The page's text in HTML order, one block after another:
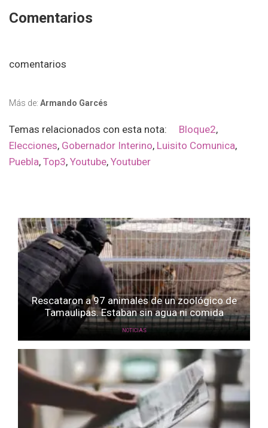
Comentarios
comentarios
Más de: Armando Garcés
Temas relacionados con esta nota: Bloque2,
Elecciones, Gobernador Interino, Luisito Comunica,
Puebla, Top3, Youtube, Youtuber
Rescataron a 97 animales de un zoológico de
Tamaulipas. Estaban sin agua ni comida
NOTICIAS